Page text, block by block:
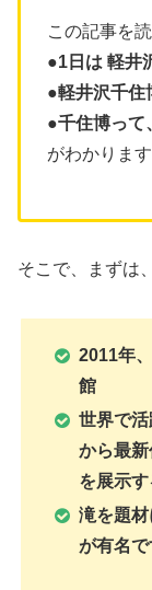
この記事を読
●1日は 軽井
●軽井沢千住
●千住博って
がわかります
そこで、まずは
2011年
館
世界で
から最
を展示
滝を題材
が有名